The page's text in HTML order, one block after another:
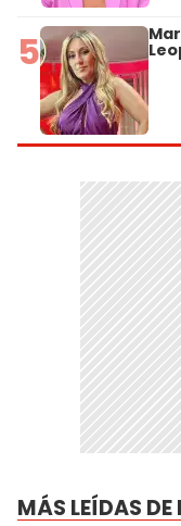
5
MÁS LEÍDAS DE